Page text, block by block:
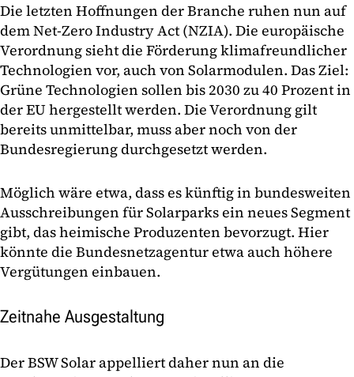
Die letzten Hoffnungen der Branche ruhen nun auf
dem Net-Zero Industry Act (NZIA). Die europäische
Verordnung sieht die Förderung klimafreundlicher
Technologien vor, auch von Solarmodulen. Das Ziel:
Grüne Technologien sollen bis 2030 zu 40 Prozent in
der EU hergestellt werden. Die Verordnung gilt
bereits unmittelbar, muss aber noch von der
Bundesregierung durchgesetzt werden.
Möglich wäre etwa, dass es künftig in bundesweiten
Ausschreibungen für Solarparks ein neues Segment
gibt, das heimische Produzenten bevorzugt. Hier
könnte die Bundesnetzagentur etwa auch höhere
Vergütungen einbauen.
Zeitnahe Ausgestaltung
Der BSW Solar appelliert daher nun an die